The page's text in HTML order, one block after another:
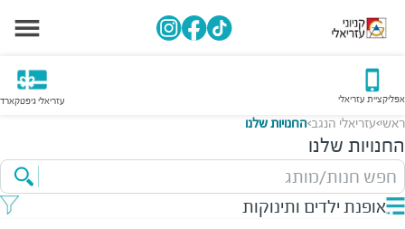
אפליקציית עזריאלי עזריאלי גיפטקארד
ראשי>עזריאלי הנגב>החנויות שלנו
החנויות שלנו
חפש חנות/מותג
אופנת ילדים ותינוקות